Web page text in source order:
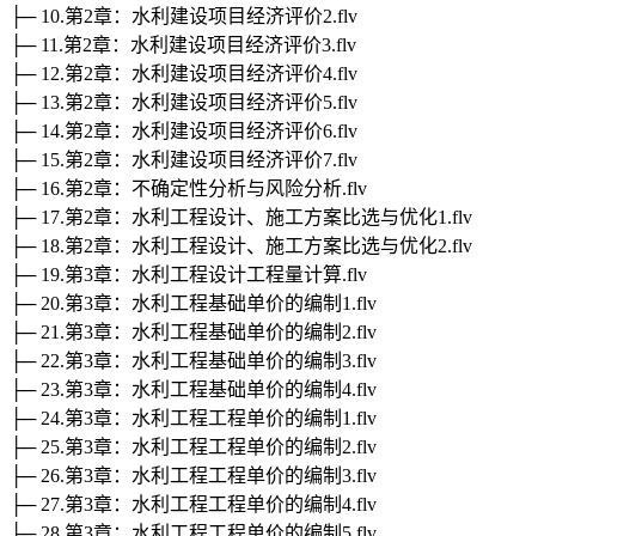
├─ 10.第2章：水利建设项目经济评价2.flv
├─ 11.第2章：水利建设项目经济评价3.flv
├─ 12.第2章：水利建设项目经济评价4.flv
├─ 13.第2章：水利建设项目经济评价5.flv
├─ 14.第2章：水利建设项目经济评价6.flv
├─ 15.第2章：水利建设项目经济评价7.flv
├─ 16.第2章：不确定性分析与风险分析.flv
├─ 17.第2章：水利工程设计、施工方案比选与优化1.flv
├─ 18.第2章：水利工程设计、施工方案比选与优化2.flv
├─ 19.第3章：水利工程设计工程量计算.flv
├─ 20.第3章：水利工程基础单价的编制1.flv
├─ 21.第3章：水利工程基础单价的编制2.flv
├─ 22.第3章：水利工程基础单价的编制3.flv
├─ 23.第3章：水利工程基础单价的编制4.flv
├─ 24.第3章：水利工程工程单价的编制1.flv
├─ 25.第3章：水利工程工程单价的编制2.flv
├─ 26.第3章：水利工程工程单价的编制3.flv
├─ 27.第3章：水利工程工程单价的编制4.flv